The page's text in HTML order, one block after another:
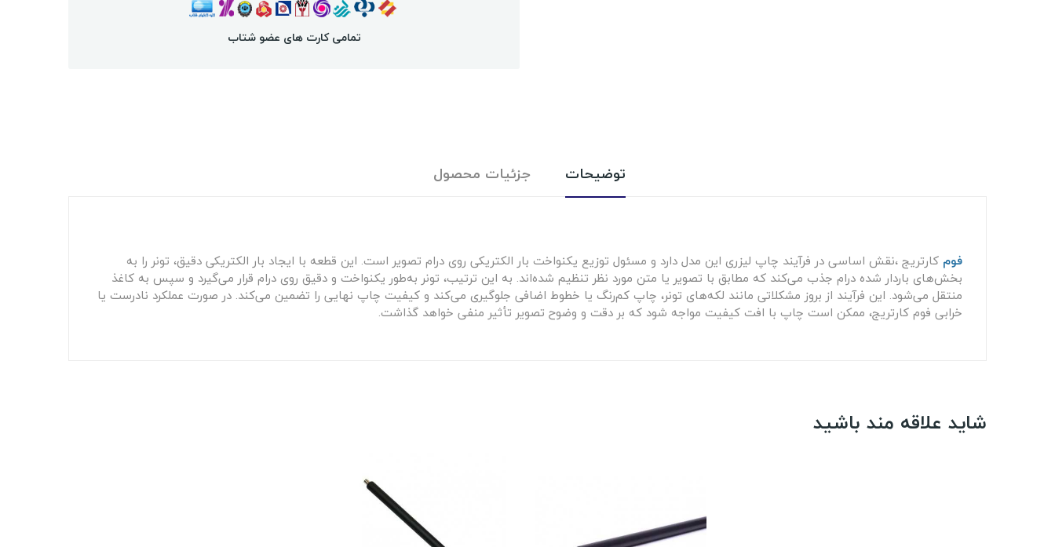
تمامی کارت های عضو شتاب
توضیحات جزئیات محصول
فوم کارتریج ،نقش اساسی در فرآیند چاپ لیزری این مدل دارد و مسئول توزیع یکنواخت بار الکتریکی روی درام تصویر است. این قطعه با ایجاد بار الکتریکی دقیق، تونر را به
بخش‌های باردار شده درام جذب می‌کند که مطابق با تصویر یا متن مورد نظر تنظیم شده‌اند. به این ترتیب، تونر به‌طور یکنواخت و دقیق روی درام قرار می‌گیرد و سپس به کاغذ
منتقل می‌شود. این فرآیند از بروز مشکلاتی مانند لکه‌های تونر، چاپ کم‌رنگ یا خطوط اضافی جلوگیری می‌کند و کیفیت چاپ نهایی را تضمین می‌کند. در صورت عملکرد نادرست یا
خرابی فوم کارتریج، ممکن است چاپ با افت کیفیت مواجه شود که بر دقت و وضوح تصویر تأثیر منفی خواهد گذاشت.
شاید علاقه مند باشید